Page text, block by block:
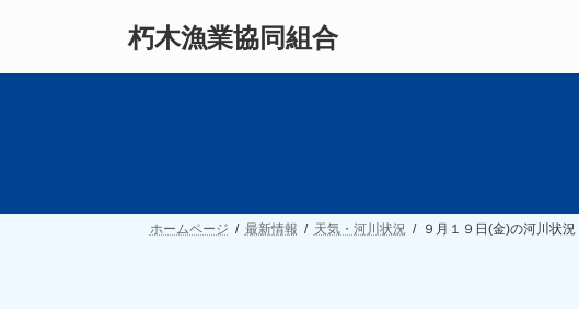
ン
プ
ー
動
朽木漁業協同組合
ホームページ 最新情報 天気・河川状況 ９月１９日(金)の河川状況